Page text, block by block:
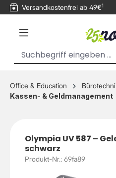
springen
Versandkostenfrei ab 49€1
Office & Education
Kassen- & Geldmanagement
Olympia UV 587 –
schwarz
Produkt-Nr.: 69fa89